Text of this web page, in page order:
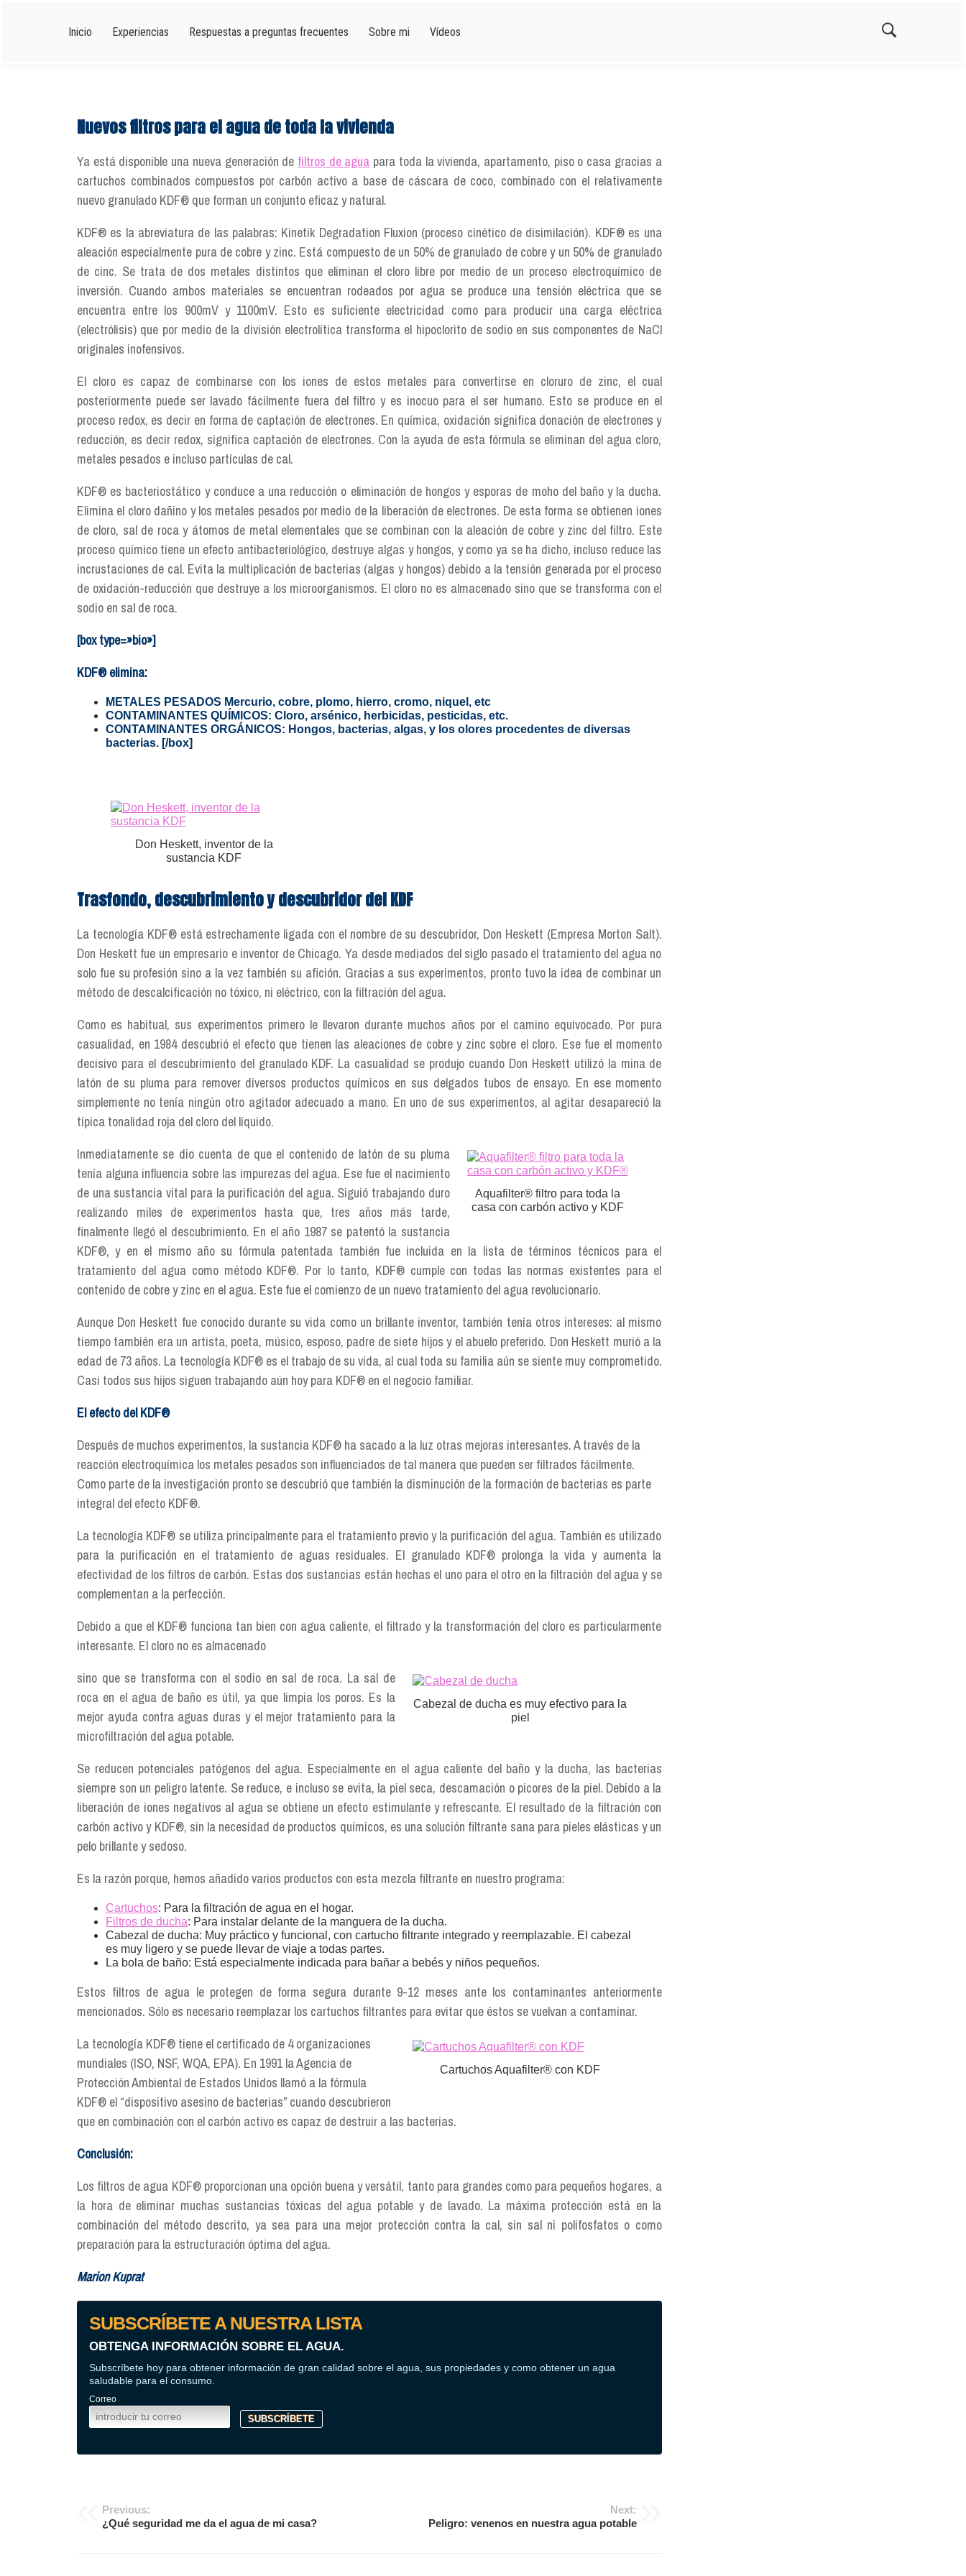
Inicio Experiencias Respuestas a preguntas frecuentes Sobre mi Vídeos
Nuevos filtros para el agua de toda la vivienda
Ya está disponible una nueva generación de filtros de agua para toda la vivienda, apartamento, piso o casa gracias a
cartuchos combinados compuestos por carbón activo a base de cáscara de coco, combinado con el relativamente
nuevo granulado KDF® que forman un conjunto eficaz y natural.
KDF® es la abreviatura de las palabras: Kinetik Degradation Fluxion (proceso cinético de disimilación). KDF® es una
aleación especialmente pura de cobre y zinc. Está compuesto de un 50% de granulado de cobre y un 50% de granulado
de cinc. Se trata de dos metales distintos que eliminan el cloro libre por medio de un proceso electroquímico de
inversión. Cuando ambos materiales se encuentran rodeados por agua se produce una tensión eléctrica que se
encuentra entre los 900mV y 1100mV. Esto es suficiente electricidad como para producir una carga eléctrica
(electrólisis) que por medio de la división electrolítica transforma el hipoclorito de sodio en sus componentes de NaCl
originales inofensivos.
El cloro es capaz de combinarse con los iones de estos metales para convertirse en cloruro de zinc, el cual
posteriormente puede ser lavado fácilmente fuera del filtro y es inocuo para el ser humano. Esto se produce en el
proceso redox, es decir en forma de captación de electrones. En química, oxidación significa donación de electrones y
reducción, es decir redox, significa captación de electrones. Con la ayuda de esta fórmula se eliminan del agua cloro,
metales pesados e incluso partículas de cal.
KDF® es bacteriostático y conduce a una reducción o eliminación de hongos y esporas de moho del baño y la ducha.
Elimina el cloro dañino y los metales pesados por medio de la liberación de electrones. De esta forma se obtienen iones
de cloro, sal de roca y átomos de metal elementales que se combinan con la aleación de cobre y zinc del filtro. Este
proceso químico tiene un efecto antibacteriológico, destruye algas y hongos, y como ya se ha dicho, incluso reduce las
incrustaciones de cal. Evita la multiplicación de bacterias (algas y hongos) debido a la tensión generada por el proceso
de oxidación-reducción que destruye a los microorganismos. El cloro no es almacenado sino que se transforma con el
sodio en sal de roca.
[box type=»bio»]
KDF® elimina:
METALES PESADOS Mercurio, cobre, plomo, hierro, cromo, niquel, etc
CONTAMINANTES QUÍMICOS: Cloro, arsénico, herbicidas, pesticidas, etc.
CONTAMINANTES ORGÁNICOS: Hongos, bacterias, algas, y los olores procedentes de diversas
bacterias. [/box]
Don Heskett, inventor de la
sustancia KDF
Trasfondo, descubrimiento y descubridor del KDF
La tecnología KDF® está estrechamente ligada con el nombre de su descubridor, Don Heskett (Empresa Morton Salt).
Don Heskett fue un empresario e inventor de Chicago. Ya desde mediados del siglo pasado el tratamiento del agua no
solo fue su profesión sino a la vez también su afición. Gracias a sus experimentos, pronto tuvo la idea de combinar un
método de descalcificación no tóxico, ni eléctrico, con la filtración del agua.
Como es habitual, sus experimentos primero le llevaron durante muchos años por el camino equivocado. Por pura
casualidad, en 1984 descubrió el efecto que tienen las aleaciones de cobre y zinc sobre el cloro. Ese fue el momento
decisivo para el descubrimiento del granulado KDF. La casualidad se produjo cuando Don Heskett utilizó la mina de
latón de su pluma para remover diversos productos químicos en sus delgados tubos de ensayo. En ese momento
simplemente no tenía ningún otro agitador adecuado a mano. En uno de sus experimentos, al agitar desapareció la
típica tonalidad roja del cloro del líquido.
Aquafilter® filtro para toda la
casa con carbón activo y KDF
Inmediatamente se dio cuenta de que el contenido de latón de su pluma
tenía alguna influencia sobre las impurezas del agua. Ese fue el nacimiento
de una sustancia vital para la purificación del agua. Siguió trabajando duro
realizando miles de experimentos hasta que, tres años más tarde,
finalmente llegó el descubrimiento. En el año 1987 se patentó la sustancia
KDF®, y en el mismo año su fórmula patentada también fue incluida en la lista de términos técnicos para el
tratamiento del agua como método KDF®. Por lo tanto, KDF® cumple con todas las normas existentes para el
contenido de cobre y zinc en el agua. Este fue el comienzo de un nuevo tratamiento del agua revolucionario.
Aunque Don Heskett fue conocido durante su vida como un brillante inventor, también tenía otros intereses: al mismo
tiempo también era un artista, poeta, músico, esposo, padre de siete hijos y el abuelo preferido. Don Heskett murió a la
edad de 73 años. La tecnología KDF® es el trabajo de su vida, al cual toda su familia aún se siente muy comprometido.
Casi todos sus hijos siguen trabajando aún hoy para KDF® en el negocio familiar.
El efecto del KDF®
Después de muchos experimentos, la sustancia KDF® ha sacado a la luz otras mejoras interesantes. A través de la
reacción electroquímica los metales pesados son influenciados de tal manera que pueden ser filtrados fácilmente.
Como parte de la investigación pronto se descubrió que también la disminución de la formación de bacterias es parte
integral del efecto KDF®.
La tecnología KDF® se utiliza principalmente para el tratamiento previo y la purificación del agua. También es utilizado
para la purificación en el tratamiento de aguas residuales. El granulado KDF® prolonga la vida y aumenta la
efectividad de los filtros de carbón. Estas dos sustancias están hechas el uno para el otro en la filtración del agua y se
complementan a la perfección.
Debido a que el KDF® funciona tan bien con agua caliente, el filtrado y la transformación del cloro es particularmente
interesante. El cloro no es almacenado
Cabezal de ducha es muy efectivo para la
piel
sino que se transforma con el sodio en sal de roca. La sal de
roca en el agua de baño es útil, ya que limpia los poros. Es la
mejor ayuda contra aguas duras y el mejor tratamiento para la
microfiltración del agua potable.
Se reducen potenciales patógenos del agua. Especialmente en el agua caliente del baño y la ducha, las bacterias
siempre son un peligro latente. Se reduce, e incluso se evita, la piel seca, descamación o picores de la piel. Debido a la
liberación de iones negativos al agua se obtiene un efecto estimulante y refrescante. El resultado de la filtración con
carbón activo y KDF®, sin la necesidad de productos químicos, es una solución filtrante sana para pieles elásticas y un
pelo brillante y sedoso.
Es la razón porque, hemos añadido varios productos con esta mezcla filtrante en nuestro programa:
Cartuchos: Para la filtración de agua en el hogar.
Filtros de ducha: Para instalar delante de la manguera de la ducha.
Cabezal de ducha: Muy práctico y funcional, con cartucho filtrante integrado y reemplazable. El cabezal
es muy ligero y se puede llevar de viaje a todas partes.
La bola de baño: Está especialmente indicada para bañar a bebés y niños pequeños.
Estos filtros de agua le protegen de forma segura durante 9-12 meses ante los contaminantes anteriormente
mencionados. Sólo es necesario reemplazar los cartuchos filtrantes para evitar que éstos se vuelvan a contaminar.
Cartuchos Aquafilter® con KDF
La tecnología KDF® tiene el certificado de 4 organizaciones
mundiales (ISO, NSF, WQA, EPA). En 1991 la Agencia de
Protección Ambiental de Estados Unidos llamó a la fórmula
KDF® el “dispositivo asesino de bacterias” cuando descubrieron
que en combinación con el carbón activo es capaz de destruir a las bacterias.
Conclusión:
Los filtros de agua KDF® proporcionan una opción buena y versátil, tanto para grandes como para pequeños hogares, a
la hora de eliminar muchas sustancias tóxicas del agua potable y de lavado. La máxima protección está en la
combinación del método descrito, ya sea para una mejor protección contra la cal, sin sal ni polifosfatos o como
preparación para la estructuración óptima del agua.
Marion Kuprat
SUBSCRÍBETE A NUESTRA LISTA
OBTENGA INFORMACIÓN SOBRE EL AGUA.
Subscríbete hoy para obtener información de gran calidad sobre el agua, sus propiedades y como obtener un agua
saludable para el consumo.
Correo
Navegación
Previous:
¿Qué seguridad me da el agua de mi casa?
Next:
Peligro: venenos en nuestra agua potable